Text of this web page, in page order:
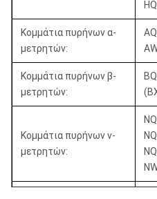
NQ3 45 χιλ. (1-
HQ 63,5 χιλ.
HQ3 61,1 χιλ.
PQ3 85 χιλ. (3-
Κομμάτια πυρήνων α-
μετρητών:
Κομμάτια πυρήνων β-
μετρητών:
Κομμάτια πυρήνων ν-
μετρητών: